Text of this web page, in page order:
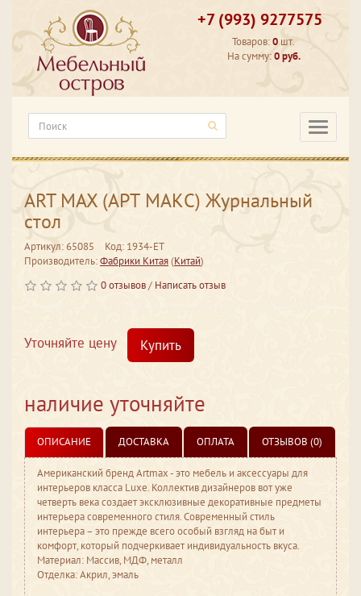
+7 (993) 9277575
Товаров:0 шт.
На сумму:0 руб.
ART MAX (АРТ МАКС) Журнальный
стол
Артикул: 65085
Код: 1934-ЕТ
Производитель:Фабрики Китая(Китай)
0 отзывов/ Написать отзыв
Уточняйте цену Купить
наличие уточняйте
ОПИСАНИЕ ДОСТАВКА ОПЛАТА ОТЗЫВОВ (0)
Американский бренд Artmax - это мебель и аксессуары для
интерьеров класса Luxe. Коллектив дизайнеров вот уже
четверть века создает эксклюзивные декоративные предметы
интерьера современного стиля. Современный стиль
интерьера – это прежде всего особый взгляд на быт и
комфорт, который подчеркивает индивидуальность вкуса.
Материал: Массив, МДФ, металл
Отделка: Акрил, эмаль